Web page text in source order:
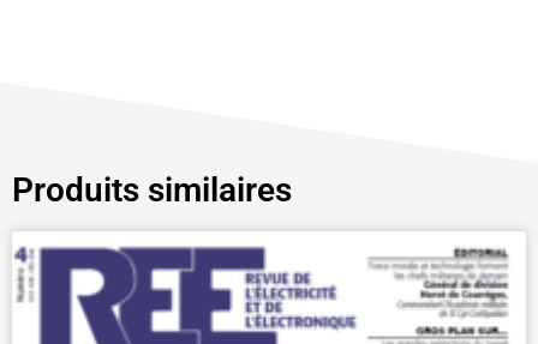
Produits similaires